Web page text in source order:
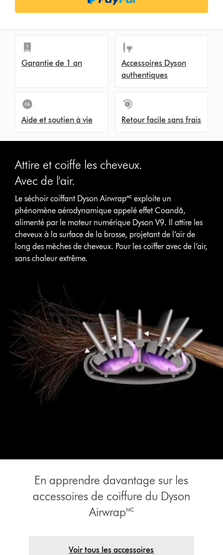
s
Garantie de 1 an
Accessoires Dyson
authentiques
Aide et soutien à vie Retour facile sans frais
Attire et coiffe les cheveux.
Avec de l'air.
Le séchoir coiffant Dyson Airwrap🅪 exploite un
phénomène aérodynamique appelé effet Coandă,
alimenté par le moteur numérique Dyson V9. Il attire les
cheveux à la surface de la brosse, projetant de l’air de
long des mèches de cheveux. Pour les coiffer avec de l’air,
sans chaleur extrême.
En apprendre davantage sur les
accessoires de coiffure du Dyson
Airwrap🅪
Voir tous les accessoires